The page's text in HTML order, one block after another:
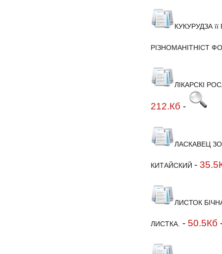
КУКУРУДЗА
РІЗНОМАНІТНІСТ
ЛІКАРСКІ
212.Кб -
ЛАСКАВЕЦ
КИТАЙСКИЙ -
ЛИСТОК
ЛИСТКА. - 50.5Кб